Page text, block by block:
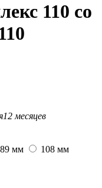
110 со
12 месяцев
89 мм
108 мм